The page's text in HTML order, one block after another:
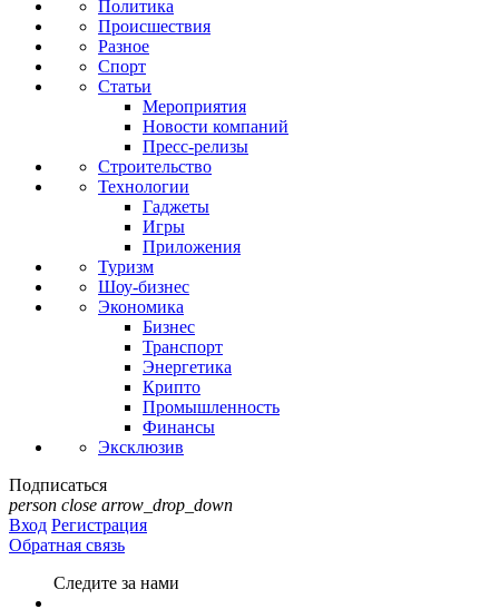
Политика
Происшествия
Разное
Спорт
Статьи
Мероприятия
Новости компаний
Пресс-релизы
Строительство
Технологии
Гаджеты
Игры
Приложения
Туризм
Шоу-бизнес
Экономика
Бизнес
Транспорт
Энергетика
Крипто
Промышленность
Финансы
Эксклюзив
Подписаться
person close arrow_drop_down
Вход Регистрация
Обратная связь
Следите за нами